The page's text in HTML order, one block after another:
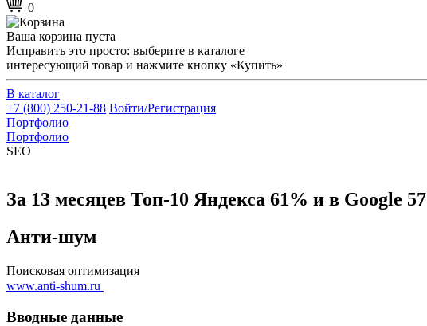
0
Ваша корзина пуста
Исправить это просто: выберите в каталоге
интересующий товар и нажмите кнопку «Купить»
В каталог
+7 (800) 250-21-88 Войти/Регистрация
Портфолио
Портфолио
SEO
За 13 месяцев Топ-10 Яндекса 61% и в Google 57
Анти-шум
Поисковая оптимизация
www.anti-shum.ru
Вводные данные